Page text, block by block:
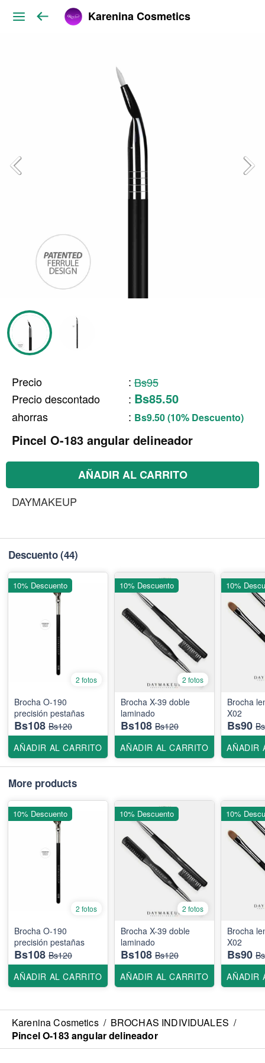
Karenina Cosmetics
Precio : Bs95
Precio descontado
: Bs85.50
ahorras : Bs9.50 (10% Descuento)
Pincel O-183 angular delineador
AÑADIR AL CARRITO
DAYMAKEUP
Descuento(44)
2 fotos
Brocha O-190
precisión pestañas
Bs108 Bs120
AÑADIR AL CARRITO
10% Descuento
2 fotos
Brocha X-39 doble
laminado
Bs108 Bs120
AÑADIR AL CARRITO
10% Descuento
Brocha
X02
Bs90
AÑADIR
10%
More products
2 fotos
Brocha O-190
precisión pestañas
Bs108 Bs120
AÑADIR AL CARRITO
10% Descuento
2 fotos
Brocha X-39 doble
laminado
Bs108 Bs120
AÑADIR AL CARRITO
10% Descuento
Brocha
X02
Bs90
AÑADIR
10%
Karenina Cosmetics / BROCHAS INDIVIDUALES /
Pincel O-183 angular delineador